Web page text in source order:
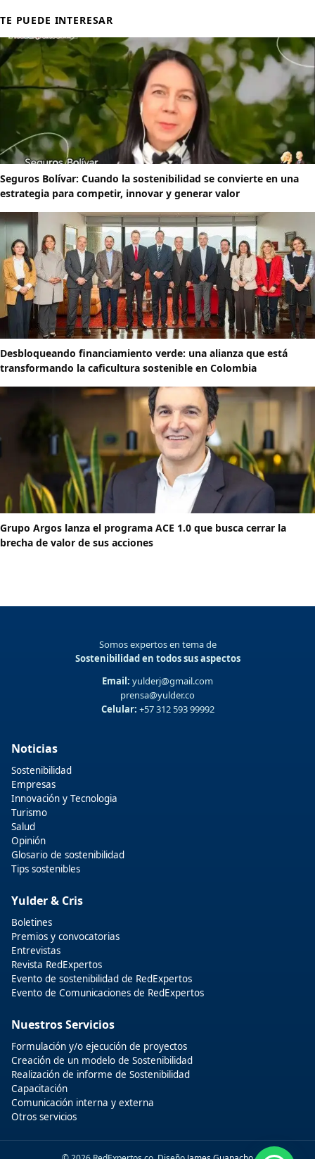
TE PUEDE INTERESAR
Seguros Bolívar: Cuando la sostenibilidad se convierte en una
estrategia para competir, innovar y generar valor
Desbloqueando financiamiento verde: una alianza que está
transformando la caficultura sostenible en Colombia
Grupo Argos lanza el programa ACE 1.0 que busca cerrar la
brecha de valor de sus acciones
Somos expertos en tema de
Sostenibilidad en todos sus aspectos
Email: yulderj@gmail.com
prensa@yulder.co
Celular: +57 312 593 99992
Noticias
Sostenibilidad
Empresas
Innovación y Tecnologia
Turismo
Salud
Opinión
Glosario de sostenibilidad
Tips sostenibles
Yulder & Cris
Boletines
Premios y convocatorias
Entrevistas
Revista RedExpertos
Evento de sostenibilidad de RedExpertos
Evento de Comunicaciones de RedExpertos
Nuestros Servicios
Formulación y/o ejecución de proyectos
Creación de un modelo de Sostenibilidad
Realización de informe de Sostenibilidad
Capacitación
Comunicación interna y externa
Otros servicios